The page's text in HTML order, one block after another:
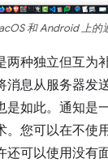
和 Android 上的
两种独立但互为
消息从服务器发
是如此。通知是
。您可以在不使
还可以使用没有